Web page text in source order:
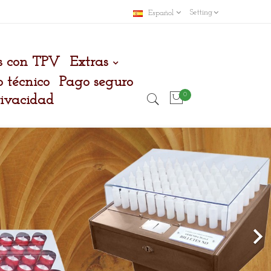
Setting
Español
con TPV
Extras
técnico
Pago seguro
0